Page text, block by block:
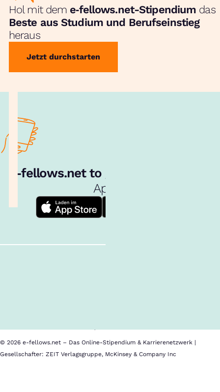
Hol mit dem e‑fellows.net-Stipendium das
Beste aus Studium und Berufseinstieg
heraus
Jetzt durchstarten
e‑fellows.net to go:
App!
© 2026 e-fellows.net – Das Online-Stipendium & Karrierenetzwerk |
Gesellschafter: ZEIT Verlagsgruppe, McKinsey & Company Inc